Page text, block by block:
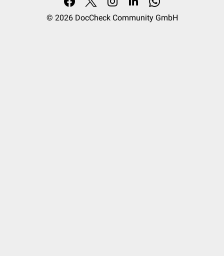
© 2026 DocCheck Community GmbH